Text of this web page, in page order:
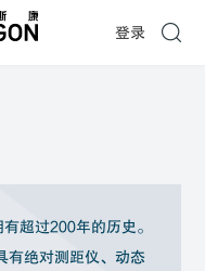
登录
超过200年的历史。
有绝对测距仪、动态